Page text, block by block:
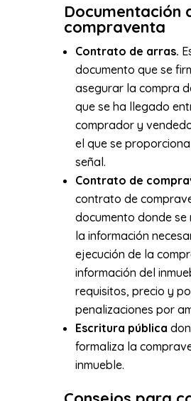
Documentación
compraventa
Contrato de arras.
documento que se
asegurar la compra
que se ha llegado
comprador y
el que se
señal.
Contrato de
contrato de
documento donde
la información
ejecución de la
información del
requisitos, precio y
penalizaciones por
Escritura pública
formaliza la
inmueble.